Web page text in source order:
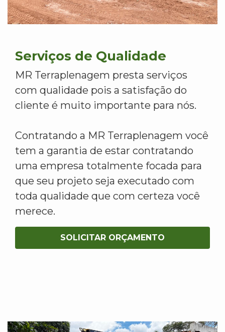
Serviços de Qualidade
MR Terraplenagem presta serviços
com qualidade pois a satisfação do
cliente é muito importante para nós.
Contratando a MR Terraplenagem você
tem a garantia de estar contratando
uma empresa totalmente focada para
que seu projeto seja executado com
toda qualidade que com certeza você
merece.
SOLICITAR ORÇAMENTO